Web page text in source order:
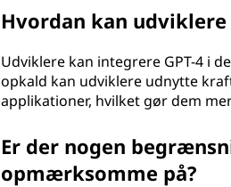
Hvordan kan
Udviklere kan integrere GPT-4 i
opkald kan udviklere udnytte
applikationer, hvilket gør dem
Er der nogen
opmærksomme på?